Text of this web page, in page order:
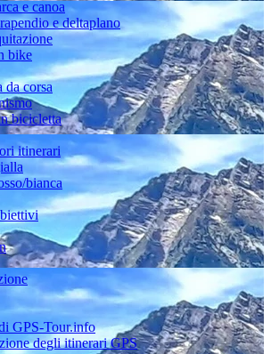
e canoa
e deltaplano
bike
da corsa
bicicletta
itinerari
bianca
GPS-Tour.info
degli itinerari GPS